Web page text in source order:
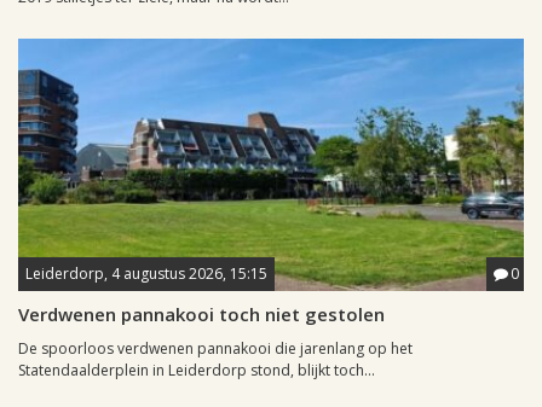
Leiderdorp, 4 augustus 2026, 15:15 0
Verdwenen pannakooi toch niet gestolen
De spoorloos verdwenen pannakooi die jarenlang op het
Statendaalderplein in Leiderdorp stond, blijkt toch...